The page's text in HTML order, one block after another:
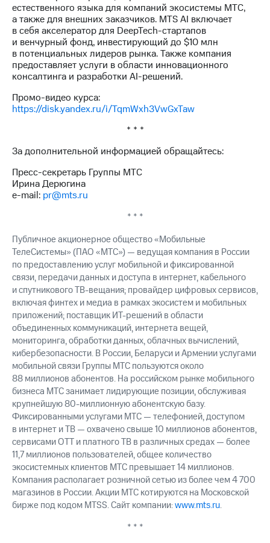
естественного языка для компаний экосистемы МТС,
а также для внешних заказчиков. MTS AI включает
в себя акселератор для DeepTech-стартапов
и венчурный фонд, инвестирующий до $10 млн
в потенциальных лидеров рынка. Также компания
предоставляет услуги в области инновационного
консалтинга и разработки AI-решений.
Промо-видео курса:
https://disk.yandex.ru/i/TqmWxh3VwGxTaw
* * *
За дополнительной информацией обращайтесь:
Пресс-секретарь Группы МТС
Ирина Дерюгина
e-mail: pr@mts.ru
* * *
Публичное акционерное общество «Мобильные
ТелеСистемы» (ПАО «МТС») — ведущая компания в России
по предоставлению услуг мобильной и фиксированной
связи, передачи данных и доступа в интернет, кабельного
и спутникового ТВ-вещания; провайдер цифровых сервисов,
включая финтех и медиа в рамках экосистем и мобильных
приложений; поставщик ИТ-решений в области
объединенных коммуникаций, интернета вещей,
мониторинга, обработки данных, облачных вычислений,
кибербезопасности. В России, Беларуси и Армении услугами
мобильной связи Группы МТС пользуются около
88 миллионов абонентов. На российском рынке мобильного
бизнеса МТС занимает лидирующие позиции, обслуживая
крупнейшую 80-миллионную абонентскую базу.
Фиксированными услугами МТС — телефонией, доступом
в интернет и ТВ — охвачено свыше 10 миллионов абонентов,
сервисами OTT и платного ТВ в различных средах — более
11,7 миллионов пользователей, общее количество
экосистемных клиентов МТС превышает 14 миллионов.
Компания располагает розничной сетью из более чем 4 700
магазинов в России. Акции МТС котируются на Московской
бирже под кодом MTSS. Сайт компании:www.mts.ru.
* * *